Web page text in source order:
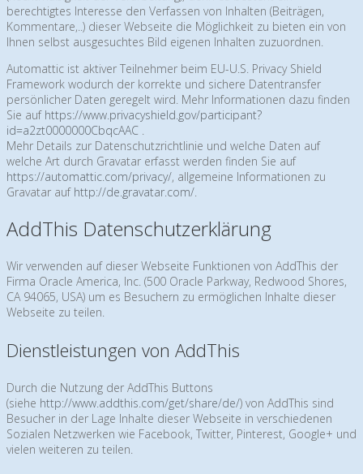
berechtigtes Interesse den Verfassen von Inhalten (Beiträgen,
Kommentare,..) dieser Webseite die Möglichkeit zu bieten ein von
Ihnen selbst ausgesuchtes Bild eigenen Inhalten zuzuordnen.
Automattic ist aktiver Teilnehmer beim EU-U.S. Privacy Shield
Framework wodurch der korrekte und sichere Datentransfer
persönlicher Daten geregelt wird. Mehr Informationen dazu finden
Sie auf https://www.privacyshield.gov/participant?
id=a2zt0000000CbqcAAC
Mehr Details zur Datenschutzrichtlinie und welche Daten auf
welche Art durch Gravatar erfasst werden finden Sie auf
https://automattic.com/privacy/, allgemeine Informationen zu
Gravatar auf http://de.gravatar.com/
AddThis Datenschutzerklärung
Wir verwenden auf dieser Webseite Funktionen von AddThis der
Firma Oracle America, Inc. (500 Oracle Parkway, Redwood Shores,
CA 94065, USA) um es Besuchern zu ermöglichen Inhalte dieser
Webseite zu teilen.
Dienstleistungen von AddThis
Durch die Nutzung der AddThis Buttons
(siehe http://www.addthis.com/get/share/de/) von AddThis sind
Besucher in der Lage Inhalte dieser Webseite in verschiedenen
Sozialen Netzwerken wie Facebook, Twitter, Pinterest, Google+ und
vielen weiteren zu teilen.